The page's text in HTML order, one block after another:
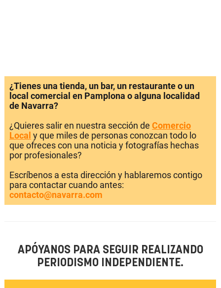
¿Tienes una tienda, un bar, un restaurante o un
local comercial en Pamplona o alguna localidad
de Navarra?
¿Quieres salir en nuestra sección de Comercio
Local y que miles de personas conozcan todo lo
que ofreces con una noticia y fotografías hechas
por profesionales?
Escríbenos a esta dirección y hablaremos contigo
para contactar cuando antes:
contacto@navarra.com
APÓYANOS PARA SEGUIR REALIZANDO
PERIODISMO INDEPENDIENTE.